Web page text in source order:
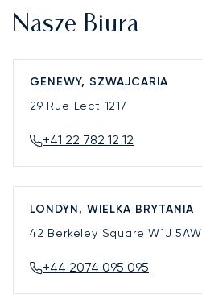
Nasze Biura
GENEWY, SZWAJCARIA
29 Rue Lect 1217
+41 22 782 12 12
LONDYN, WIELKA BRYTANIA
42 Berkeley SquareW1J 5AW
+44 2074 095 095